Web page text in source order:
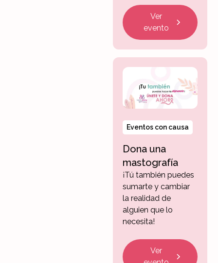
Ver
evento
Eventos con causa
Dona una
mastografía
¡Tú también puedes
sumarte y cambiar
la realidad de
alguien que lo
necesita!
Ver